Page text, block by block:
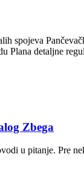
spojeva
Plana detaljne
Zbega
u pitanje. Pre